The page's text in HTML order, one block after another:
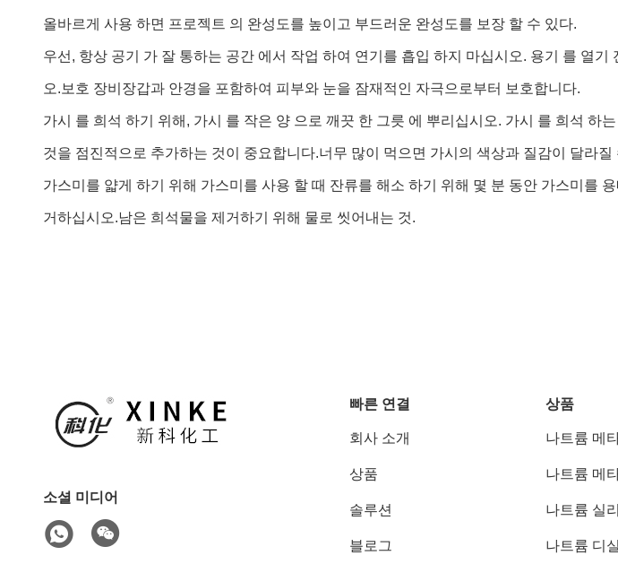
올바르게 사용 하면 프로젝트 의 완성도를 높이고 부드러운 완성도를 보장 할 수 있다.
우선, 항상 공기 가 잘 통하는 공간 에서 작업 하여 연기를 흡입 하지 마십시오. 용기 를 열
오.보호 장비장갑과 안경을 포함하여 피부와 눈을 잠재적인 자극으로부터 보호합니다.
가시 를 희석 하기 위해, 가시 를 작은 양 으로 깨끗 한 그릇 에 뿌리십시오. 가시 를 희석
것을 점진적으로 추가하는 것이 중요합니다.너무 많이 먹으면 가시의 색상과 질감이 달라질
가스미를 얇게 하기 위해 가스미를 사용 할 때 잔류를 해소 하기 위해 몇 분 동안 가스미를
거하십시오.남은 희석물을 제거하기 위해 물로 씻어내는 것.
소셜 미디어
빠른 연결
회사 소개
상품
솔루션
블로그
상품
나트륨 메
나트륨 메
나트륨 실
나트륨 디